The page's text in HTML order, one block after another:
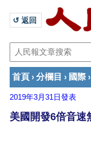
↺ 返回
首頁 › 分欄目 › 國際›
2019年3月31日發表
美國開發6倍音速